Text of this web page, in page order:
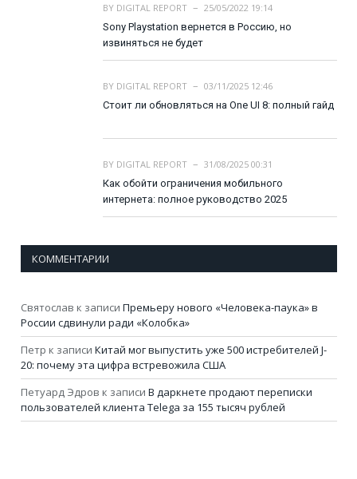
BY DIGITAL REPORT
25/05/2022 19:14
Sony Playstation вернется в Россию, но
извиняться не будет
BY DIGITAL REPORT
03/11/2025 12:46
Стоит ли обновляться на One UI 8: полный гайд
BY DIGITAL REPORT
31/08/2025 00:31
Как обойти ограничения мобильного
интернета: полное руководство 2025
КОММЕНТАРИИ
Святослав к записи Премьеру нового «Человека-паука» в
России сдвинули ради «Колобка»
Петр к записи Китай мог выпустить уже 500 истребителей J-
20: почему эта цифра встревожила США
Петуард Эдров к записи В даркнете продают переписки
пользователей клиента Telega за 155 тысяч рублей